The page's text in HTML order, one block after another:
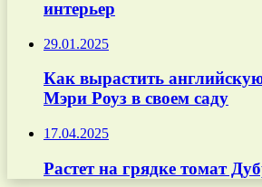
интерьер
29.01.2025
Как вырастить
Мэри Роуз в своем саду
17.04.2025
Растет на грядке томат